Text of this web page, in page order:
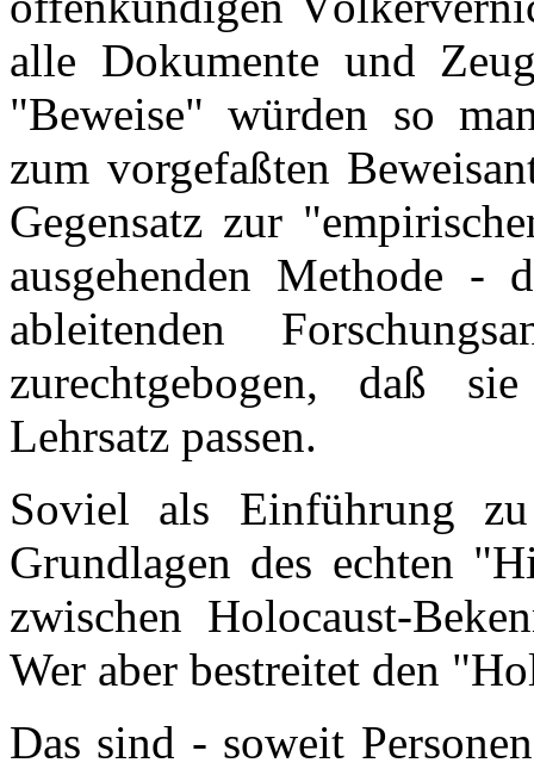
alle Dokumente und
"Beweise" würden so
zum vorgefaßten
Gegensatz zur
ausgehenden Methode -
ableitenden
zurechtgebogen, daß
Lehrsatz passen.
Soviel als Einführung zu
Grundlagen des echten
zwischen Holocaust-
Wer aber bestreitet den
Das sind - soweit